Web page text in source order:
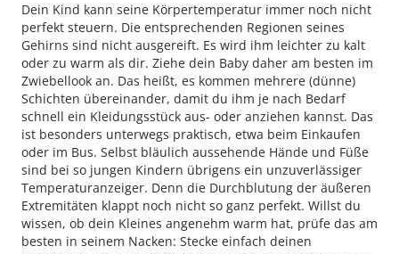
Dein Kind kann seine Körpertemperatur immer noch nicht
perfekt steuern. Die entsprechenden Regionen seines
Gehirns sind nicht ausgereift. Es wird ihm leichter zu kalt
oder zu warm als dir. Ziehe dein Baby daher am besten im
Zwiebellook an. Das heißt, es kommen mehrere (dünne)
Schichten übereinander, damit du ihm je nach Bedarf
schnell ein Kleidungsstück aus- oder anziehen kannst. Das
ist besonders unterwegs praktisch, etwa beim Einkaufen
oder im Bus. Selbst bläulich aussehende Hände und Füße
sind bei so jungen Kindern übrigens ein unzuverlässiger
Temperaturanzeiger. Denn die Durchblutung der äußeren
Extremitäten klappt noch nicht so ganz perfekt. Willst du
wissen, ob dein Kleines angenehm warm hat, prüfe das am
besten in seinem Nacken: Stecke einfach deinen